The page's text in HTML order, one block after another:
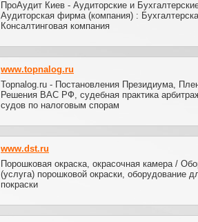
ПроАудит Киев - Аудиторские и
Аудиторская фирма (компания) :
Консалтинговая компания
www.topnalog.ru
Topnalog.ru - Постановления Президиума,
Решения ВАС РФ, судебная практика
судов по налоговым спорам
www.dst.ru
Порошковая окраска, окрасочная камера /
(услуга) порошковой окраски, оборудование
покраски